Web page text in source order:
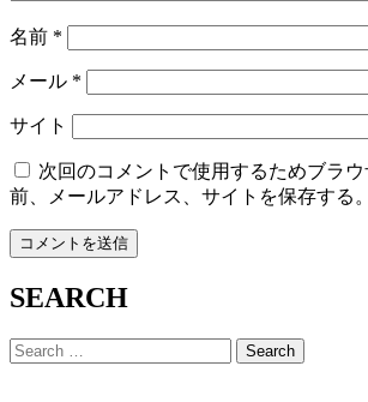
名前 *
メール *
サイト
次回のコメントで使用するためブラ
前、メールアドレス、サイトを保存する。
SEARCH